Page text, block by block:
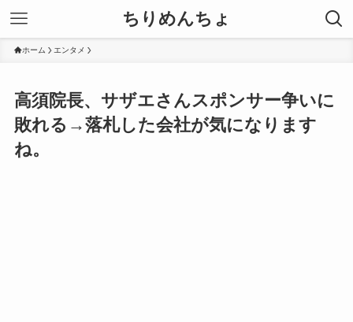
ちりめんちょ
ホーム エンタメ
高須院長、サザエさんスポンサー争いに
敗れる→落札した会社が気になります
ね。